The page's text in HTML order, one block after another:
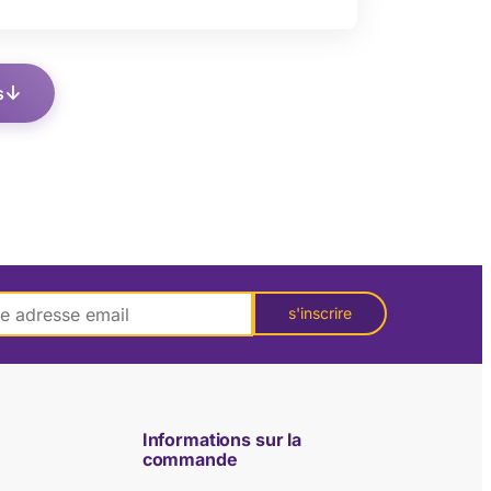
s'inscrire
Informations sur la
commande